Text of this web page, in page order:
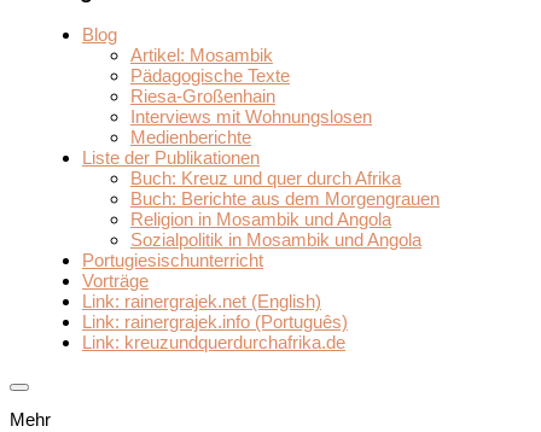
Blog
Artikel: Mosambik
Pädagogische Texte
Riesa-Großenhain
Interviews mit Wohnungslosen
Medienberichte
Liste der Publikationen
Buch: Kreuz und quer durch Afrika
Buch: Berichte aus dem Morgengrauen
Religion in Mosambik und Angola
Sozialpolitik in Mosambik und Angola
Portugiesischunterricht
Vorträge
Link: rainergrajek.net (English)
Link: rainergrajek.info (Português)
Link: kreuzundquerdurchafrika.de
Mehr